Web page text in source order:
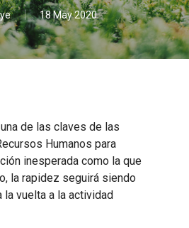
18 May 2020
de las claves de las
Humanos para
inesperada como la que
la rapidez seguirá siendo
la vuelta a la actividad